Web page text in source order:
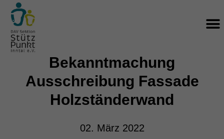
Zum
Inhalt
springen
Bekanntmachung
Ausschreibung Fassade
Holzständerwand
02. März 2022